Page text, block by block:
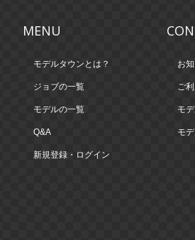
MENU
モデルタウンとは？
ジョブの一覧
モデルの一覧
Q&A
新規登録・ログイン
お
ご
モ
モ